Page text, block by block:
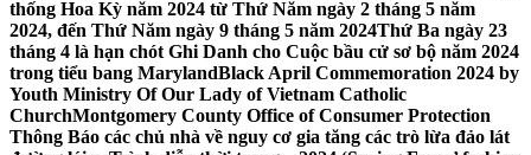
thống Hoa Kỳ năm 2024 từ Thứ Năm ngày 2 tháng 5 năm
2024, đến Thứ Năm ngày 9 tháng 5 năm 2024Thứ Ba ngày 23
tháng 4 là hạn chót Ghi Danh cho Cuộc bầu cử sơ bộ năm 2024
trong tiểu bang MarylandBlack April Commemoration 2024 by
Youth Ministry Of Our Lady of Vietnam Catholic
ChurchMontgomery County Office of Consumer Protection
Thông Báo các chủ nhà về nguy cơ gia tăng các trò lừa đảo lát